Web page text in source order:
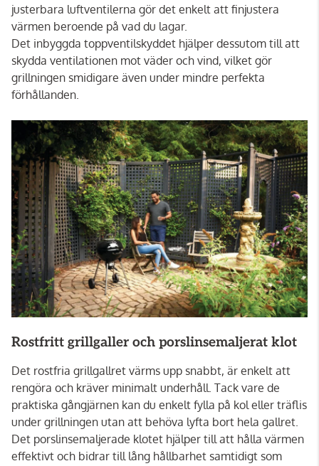
justerbara luftventilerna gör det enkelt att finjustera
värmen beroende på vad du lagar.
Det inbyggda toppventilskyddet hjälper dessutom till att
skydda ventilationen mot väder och vind, vilket gör
grillningen smidigare även under mindre perfekta
förhållanden.
Rostfritt grillgaller och porslinsemaljerat klot
Det rostfria grillgallret värms upp snabbt, är enkelt att
rengöra och kräver minimalt underhåll. Tack vare de
praktiska gångjärnen kan du enkelt fylla på kol eller träflis
under grillningen utan att behöva lyfta bort hela gallret.
Det porslinsemaljerade klotet hjälper till att hålla värmen
effektivt och bidrar till lång hållbarhet samtidigt som